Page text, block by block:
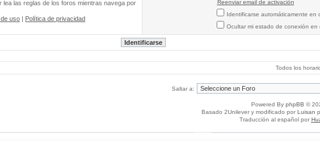
las reglas de los foros mientras navega por
uso | Política de privacidad
Reenviar email de activación
Identificarse automáticamente en
Ocultar mi estado de conexión en
Todos los
Saltar a:
Powered By phpBB ©
Basado 2Unilever y modificado por Luisan
Traducción al español por